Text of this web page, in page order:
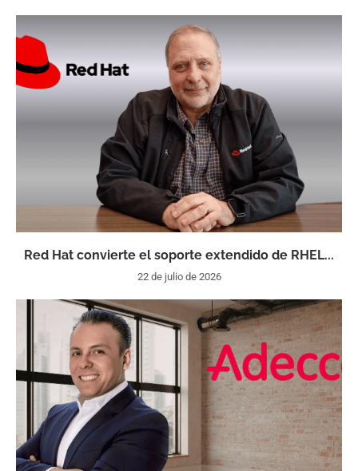
Red Hat convierte el soporte extendido de RHEL...
22 de julio de 2026